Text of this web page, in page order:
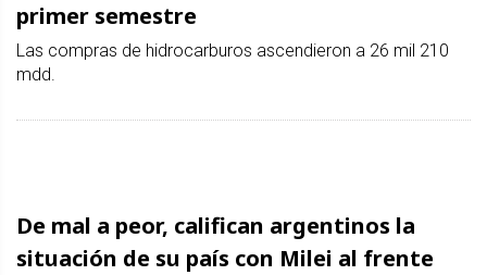
primer semestre
Las compras de hidrocarburos ascendieron a 26 mil 210
mdd.
De mal a peor, califican argentinos la
situación de su país con Milei al frente